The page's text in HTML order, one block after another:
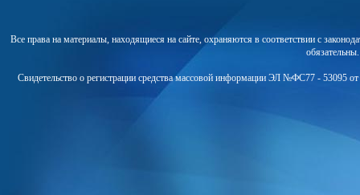
Все права на материалы, находящиеся на сайте, охраняются в соответствии с
Свидетельство о регистрации средства массовой информации ЭЛ №ФС77 - 53095